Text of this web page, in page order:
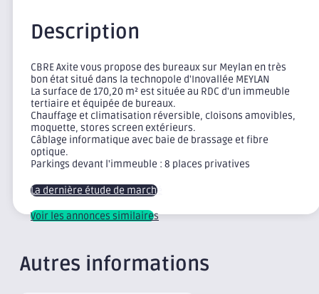
Description
CBRE Axite vous propose des bureaux sur Meylan en très
bon état situé dans la technopole d'Inovallée MEYLAN
La surface de 170,20 m² est située au RDC d'un immeuble
tertiaire et équipée de bureaux.
Chauffage et climatisation réversible, cloisons amovibles,
moquette, stores screen extérieurs.
Câblage informatique avec baie de brassage et fibre
optique.
Parkings devant l'immeuble : 8 places privatives
La dernière étude de marché
Voir les annonces similaires
Autres informations